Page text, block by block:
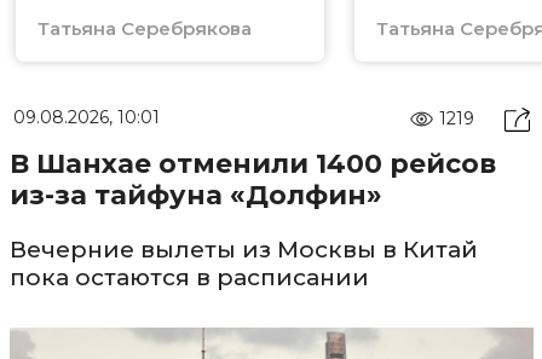
Татьяна Серебрякова Татьяна
09.08.2026, 10:01 1219
В Шанхае отменили 1400 рейсов
из-за тайфуна «Долфин»
Вечерние вылеты из Москвы в Китай
пока остаются в расписании